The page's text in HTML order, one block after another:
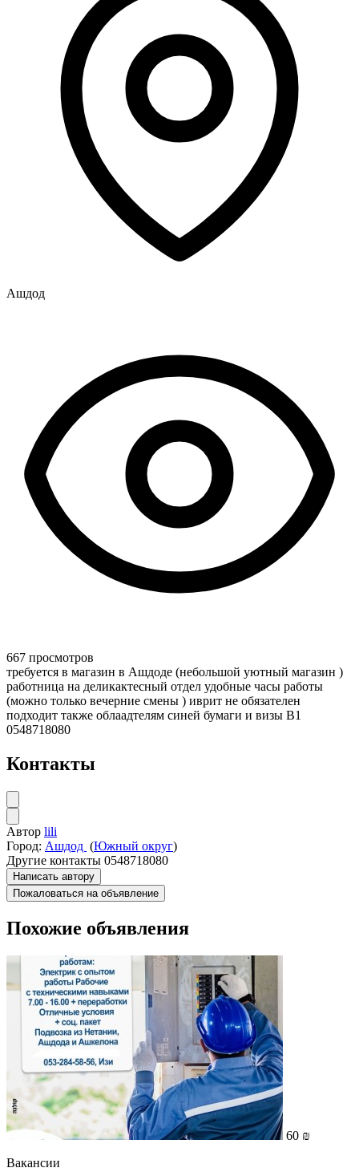
Ашдод
667 просмотров
требуется в магазин в Ашдоде (небольшой уютный магазин )
работница на деликактесный отдел удобные часы работы
(можно только вечерние смены ) иврит не обязателен
подходит также облаадтелям синей бумаги и визы В1
0548718080
Контакты
Автор lili
Город: Ашдод (Южный округ)
Другие контакты 0548718080
Написать автору
Пожаловаться на объявление
Похожие объявления
60 ₪
Вакансии